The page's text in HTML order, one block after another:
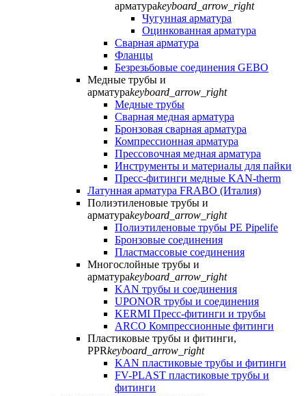
арматураkeyboard_arrow_right
Чугунная арматура
Оцинкованная арматура
Сварная арматура
Фланцы
Безрезьбовые соединения GEBO
Медные трубы и
арматураkeyboard_arrow_right
Медные трубы
Сварная медная арматура
Бронзовая сварная арматура
Компрессионная арматура
Прессовочная медная арматура
Инструменты и материалы для пайки
Пресс-фитинги медные KAN-therm
Латунная арматура FRABO (Италия)
Полиэтиленовые трубы и
арматураkeyboard_arrow_right
Полиэтиленовые трубы PE Pipelife
Бронзовые соединения
Пластмассовые соединения
Многослойные трубы и
арматураkeyboard_arrow_right
KAN трубы и соединения
UPONOR трубы и соединения
KERMI Пресс-фитинги и трубы
ARCO Компрессионные фитинги
Пластиковые трубы и фитинги,
PPRkeyboard_arrow_right
KAN пластиковые трубы и фитинги
FV-PLAST пластиковые трубы и
фитинги